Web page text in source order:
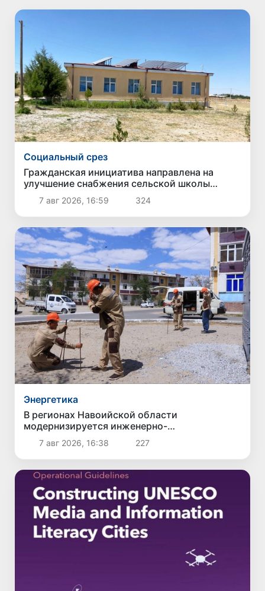
Социальный срез
Гражданская инициатива направлена на
улучшение снабжения сельской школы
качественной питьевой водой
7 авг 2026, 16:59 324
Энергетика
В регионах Навоийской области
модернизируется инженерно-
коммуникационная инфраструктура
7 авг 2026, 16:38 227